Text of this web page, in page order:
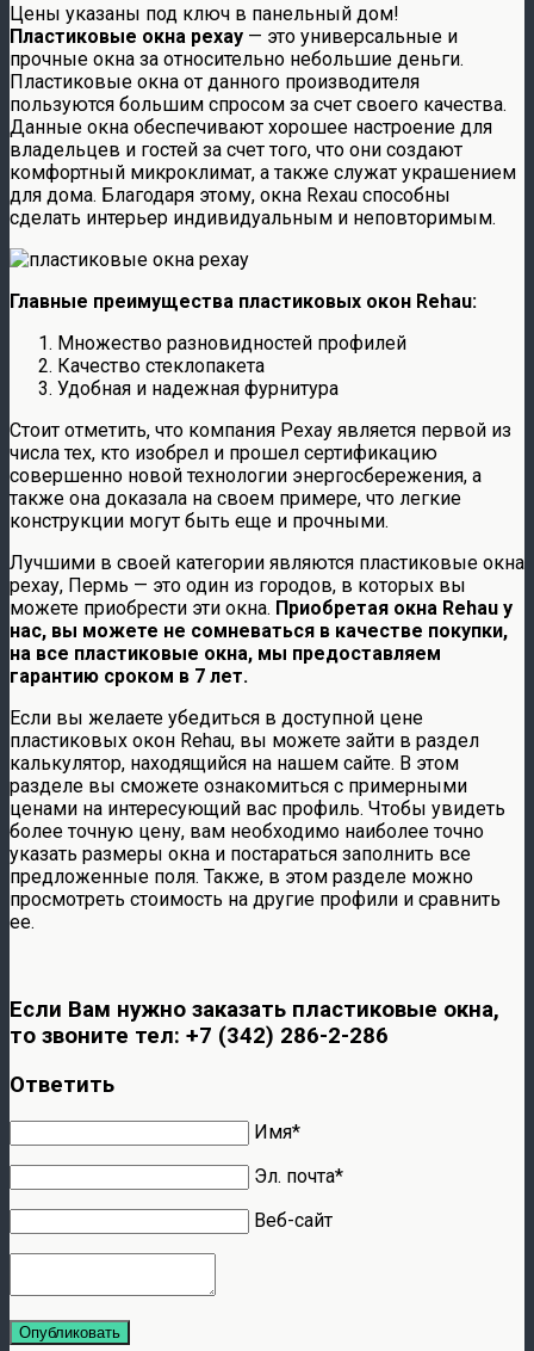
Цены указаны под ключ в панельный дом!
Пластиковые окна рехау — это универсальные и
прочные окна за относительно небольшие деньги.
Пластиковые окна от данного производителя
пользуются большим спросом за счет своего качества.
Данные окна обеспечивают хорошее настроение для
владельцев и гостей за счет того, что они создают
комфортный микроклимат, а также служат украшением
для дома. Благодаря этому, окна Rexau способны
сделать интерьер индивидуальным и неповторимым.
Главные преимущества пластиковых окон Rehau:
Множество разновидностей профилей
Качество стеклопакета
Удобная и надежная фурнитура
Стоит отметить, что компания Рехау является первой из
числа тех, кто изобрел и прошел сертификацию
совершенно новой технологии энергосбережения, а
также она доказала на своем примере, что легкие
конструкции могут быть еще и прочными.
Лучшими в своей категории являются пластиковые окна
рехау, Пермь — это один из городов, в которых вы
можете приобрести эти окна. Приобретая окна Rehau у
нас, вы можете не сомневаться в качестве покупки,
на все пластиковые окна, мы предоставляем
гарантию сроком в 7 лет.
Если вы желаете убедиться в доступной цене
пластиковых окон Rehau, вы можете зайти в раздел
калькулятор, находящийся на нашем сайте. В этом
разделе вы сможете ознакомиться с примерными
ценами на интересующий вас профиль. Чтобы увидеть
более точную цену, вам необходимо наиболее точно
указать размеры окна и постараться заполнить все
предложенные поля. Также, в этом разделе можно
просмотреть стоимость на другие профили и сравнить
ее.
Если Вам нужно заказать пластиковые окна,
то звоните тел: +7 (342) 286-2-286
Ответить
Имя*
Эл. почта*
Веб-сайт
Опубликовать